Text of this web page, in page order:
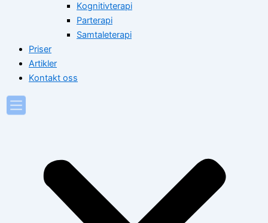
Kognitivterapi
Parterapi
Samtaleterapi
Priser
Artikler
Kontakt oss